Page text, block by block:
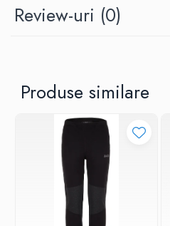
uscare rapida
moale si respirabil
10 moduri de utilizare
material: 100% poliester
dimensiuni: 27 cm x 52 cm
protejeaza inpotriva vantului
ajuta la mentinerea hidratarii
spalare in masina de spalat
Review-uri (0)
Produse similare